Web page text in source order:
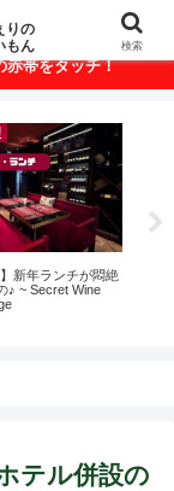
載！
赤帯をタッチ！
】新年ランチが悶絶
♪ ~ Secret Wine
テル併設の
りの
もん
検索